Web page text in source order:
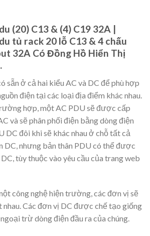
(20) C13 & (4) C19 32A |
tủ rack 20 lỗ C13 & 4 chấu
32A Có Đồng Hồ Hiển Thị
sẵn ở cả hai kiểu AC và DC để phù hợp
điện tại các loại địa điểm khác nhau.
hợp, một AC PDU sẽ được cấp
và sẽ phân phối điện bằng dòng điện
DC đôi khi sẽ khác nhau ở chỗ tất cả
DC, nhưng bản thân PDU có thể được
tùy thuộc vào yêu cầu của trang web
công nghệ hiện trường, các đơn vị sẽ
nhau. Các đơn vị DC được chế tạo giống
trừ dòng điện đầu ra của chúng.